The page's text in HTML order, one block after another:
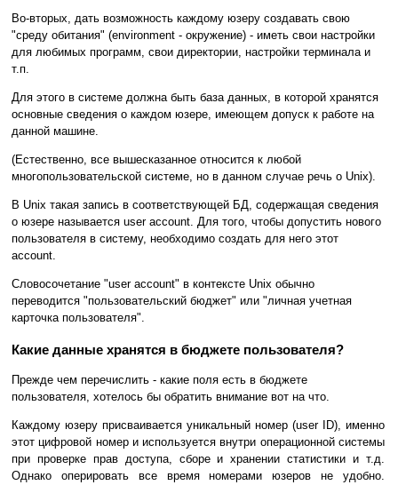
Во-вторых, дать возможность каждому юзеру создавать свою
"среду обитания" (environment - окружение) - иметь свои настройки
для любимых программ, свои директории, настройки терминала и
т.п.
Для этого в системе должна быть база данных, в которой хранятся
основные сведения о каждом юзере, имеющем допуск к работе на
данной машине.
(Естественно, все вышесказанное относится к любой
многопользовательской системе, но в данном случае речь о Unix).
В Unix такая запись в соответствующей БД, содержащая сведения
о юзере называется user account. Для того, чтобы допустить нового
пользователя в систему, необходимо создать для него этот
account.
Словосочетание "user account" в контексте Unix обычно
переводится "пользовательский бюджет" или "личная учетная
карточка пользователя".
Какие данные хранятся в бюджете пользователя?
Прежде чем перечислить - какие поля есть в бюджете
пользователя, хотелось бы обратить внимание вот на что.
Каждому юзеру присваивается уникальный номер (user ID), именно
этот цифровой номер и используется внутри операционной системы
при проверке прав доступа, сборе и хранении статистики и т.д.
Однако оперировать все время номерами юзеров не удобно.